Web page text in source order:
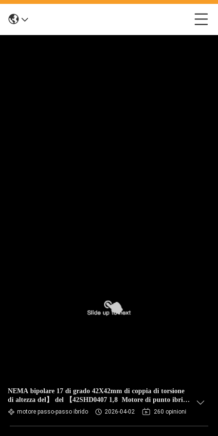
NEMA bipolare 17 di grado 42X42mm di coppia di torsione
di altezza del】 del 【42SHD0407 1,8 Motore di punto ibrido
per il corredo di CNC con la certificazione
motore passo-passo ibrido 2026-04-02 260 opinioni